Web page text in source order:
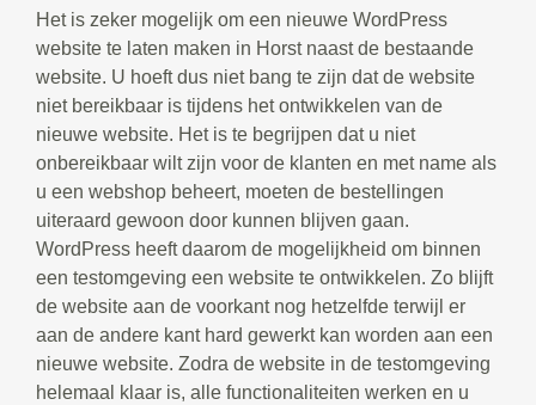
Het is zeker mogelijk om een nieuwe WordPress
website te laten maken in Horst naast de bestaande
website. U hoeft dus niet bang te zijn dat de website
niet bereikbaar is tijdens het ontwikkelen van de
nieuwe website. Het is te begrijpen dat u niet
onbereikbaar wilt zijn voor de klanten en met name als
u een webshop beheert, moeten de bestellingen
uiteraard gewoon door kunnen blijven gaan.
WordPress heeft daarom de mogelijkheid om binnen
een testomgeving een website te ontwikkelen. Zo blijft
de website aan de voorkant nog hetzelfde terwijl er
aan de andere kant hard gewerkt kan worden aan een
nieuwe website. Zodra de website in de testomgeving
helemaal klaar is, alle functionaliteiten werken en u